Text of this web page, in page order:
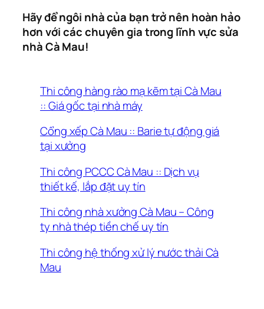
Hãy để ngôi nhà của bạn trở nên hoàn hảo
hơn với các chuyên gia trong lĩnh vực sửa
nhà Cà Mau!
Thi công hàng rào mạ kẽm tại Cà Mau
:: Giá gốc tại nhà máy
Cổng xếp Cà Mau :: Barie tự động giá
tại xưởng
Thi công PCCC Cà Mau :: Dịch vụ
thiết kế, lắp đặt uy tín
Thi công nhà xưởng Cà Mau – Công
ty nhà thép tiền chế uy tín
Thi công hệ thống xử lý nước thải Cà
Mau